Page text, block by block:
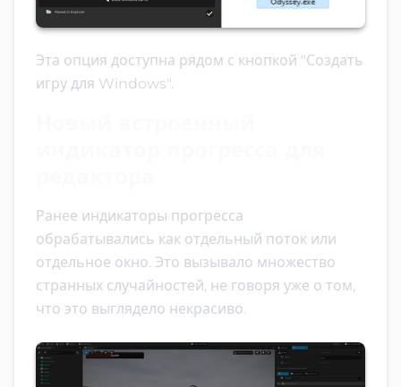
Эта опция доступна рядом с кнопкой "Создать
игру для Windows".
Ранее индикаторы прогресса
обрабатывались как отдельный поток или
отдельное окно. Это вызывало множество
странных случайностей, не говоря уже о том,
что это выглядело некрасиво.